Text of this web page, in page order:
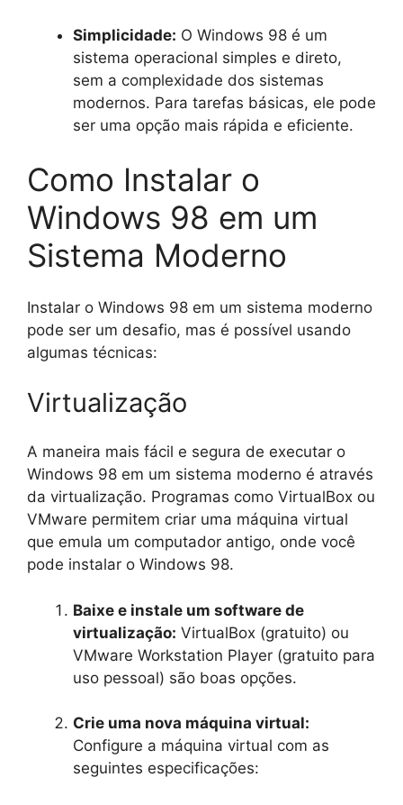
Simplicidade: O Windows 98 é um
sistema operacional simples e direto,
sem a complexidade dos sistemas
modernos. Para tarefas básicas, ele pode
ser uma opção mais rápida e eficiente.
Como Instalar o
Windows 98 em um
Sistema Moderno
Instalar o Windows 98 em um sistema moderno
pode ser um desafio, mas é possível usando
algumas técnicas:
Virtualização
A maneira mais fácil e segura de executar o
Windows 98 em um sistema moderno é através
da virtualização. Programas como VirtualBox ou
VMware permitem criar uma máquina virtual
que emula um computador antigo, onde você
pode instalar o Windows 98.
Baixe e instale um software de
virtualização: VirtualBox (gratuito) ou
VMware Workstation Player (gratuito para
uso pessoal) são boas opções.
Crie uma nova máquina virtual:
Configure a máquina virtual com as
seguintes especificações: